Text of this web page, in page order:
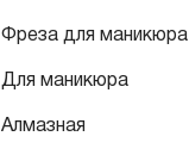
Фреза для маникюра
Для маникюра
Алмазная